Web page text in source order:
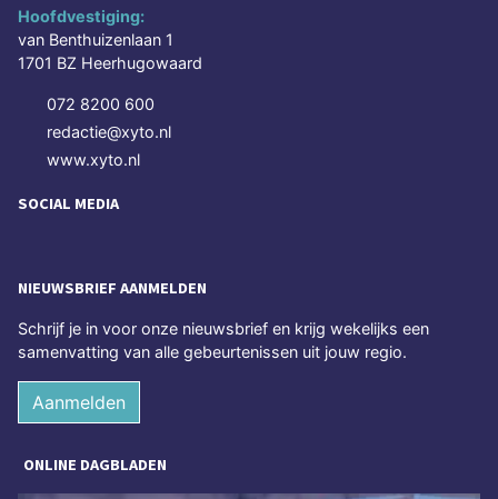
Hoofdvestiging:
van Benthuizenlaan 1
1701 BZ Heerhugowaard
072 8200 600
redactie@xyto.nl
www.xyto.nl
SOCIAL MEDIA
NIEUWSBRIEF AANMELDEN
Schrijf je in voor onze nieuwsbrief en krijg wekelijks een
samenvatting van alle gebeurtenissen uit jouw regio.
Aanmelden
ONLINE DAGBLADEN